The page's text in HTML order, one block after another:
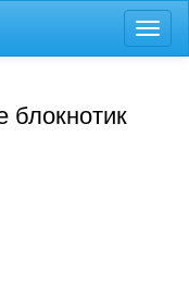
меню
блокнотик